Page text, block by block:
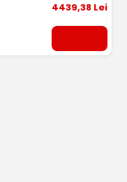
4439,38 Lei